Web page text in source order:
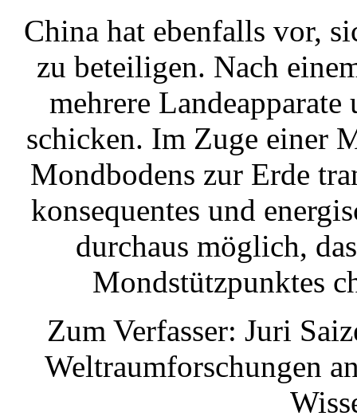
China hat ebenfalls vor,
zu beteiligen. Nach
mehrere
schicken. Im Zuge einer
Mondbodens zur Erde
konsequentes und
durchaus möglich,
Mondstützpunktes
Zum Verfasser: Juri
Weltraumforschungen